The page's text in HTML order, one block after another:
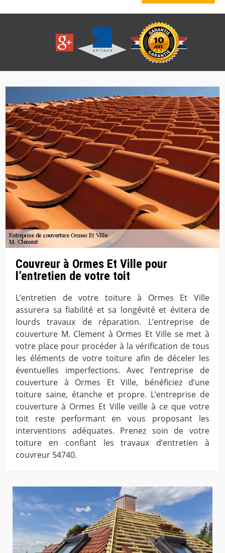
Couvreur à Ormes Et Ville pour
l’entretien de votre toit
L’entretien de votre toiture à Ormes Et Ville
assurera sa fiabilité et sa longévité et évitera de
lourds travaux de réparation. L’entreprise de
couverture M. Clement à Ormes Et Ville se met à
votre place pour procéder à la vérification de tous
les éléments de votre toiture afin de déceler les
éventuelles imperfections. Avec l’entreprise de
couverture à Ormes Et Ville, bénéficiez d’une
toiture saine, étanche et propre. L’entreprise de
couverture à Ormes Et Ville veille à ce que votre
toit reste performant en vous proposant les
interventions adéquates. Prenez soin de votre
toiture en confiant les travaux d’entretien à
couvreur 54740.